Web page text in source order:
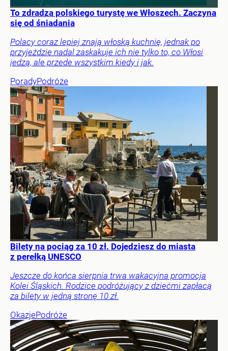
To zdradza polskiego turystę we Włoszech. Zaczyna
się od śniadania
Polacy coraz lepiej znają włoską kuchnię, jednak po
przyjeździe nadal zaskakuje ich nie tylko to, co Włosi
jedzą, ale przede wszystkim kiedy i jak.
PoradyPodróże
Bilety na pociąg za 10 zł. Dojedziesz do miasta
z perełką UNESCO
Jeszcze do końca sierpnia trwa wakacyjna promocja
Kolei Śląskich. Rodzice podróżujący z dziećmi zapłacą
za bilety w jedną stronę 10 zł.
OkazjePodróże